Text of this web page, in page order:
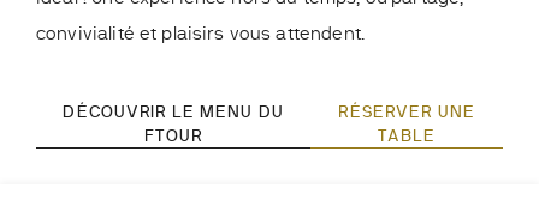
convivialité et plaisirs vous attendent.
DÉCOUVRIR LE MENU DU
FTOUR
RÉSERVER UNE
TABLE